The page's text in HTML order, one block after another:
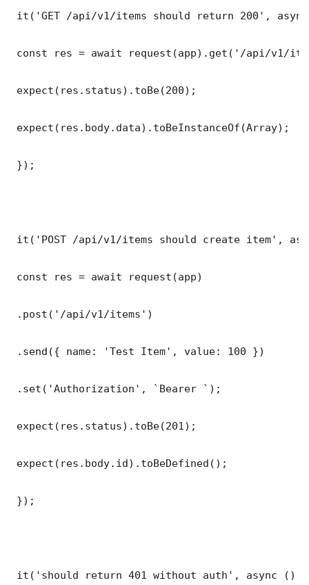
it('GET /api/v1/items should return 200',
const res = await request(app).get('/api/v1/
expect(res.status).toBe(200);
expect(res.body.data).toBeInstanceOf(Array);
});
it('POST /api/v1/items should create item',
const res = await request(app)
.post('/api/v1/items')
.send({ name: 'Test Item', value: 100 })
.set('Authorization', `Bearer `);
expect(res.status).toBe(201);
expect(res.body.id).toBeDefined();
});
it('should return 401 without auth', async ()